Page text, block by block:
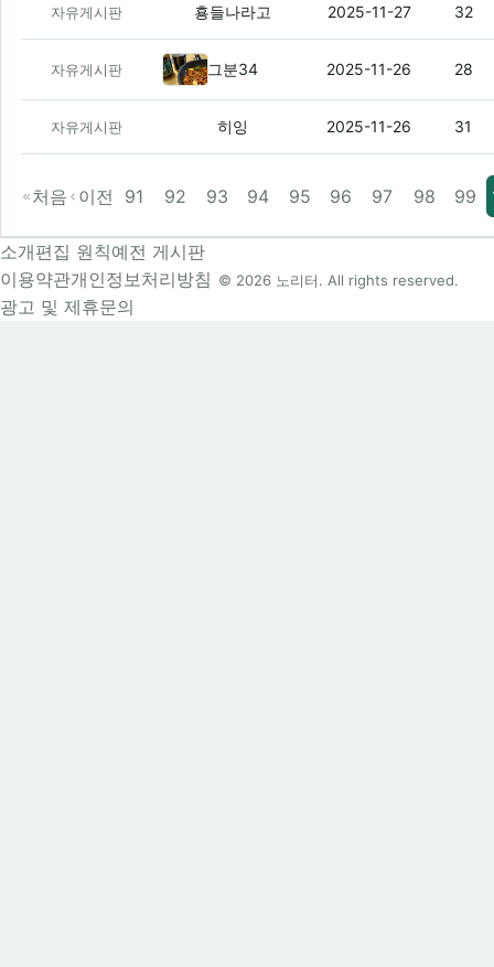
자유게시판 담달에 벌써 애기 돌(ROCK아님)임ㅋㅋ
횽들나라고 2025-11-27 32
자유게시판 어제 술먹고 집에와서(2)
그분34 2025-11-26 28
자유게시판 여기 리뉴얼됐네요 (3)
히잉 2025-11-26 31
처음 이전 91 92 93 94 95 96 97 98 99
소개편집 원칙예전 게시판
이용약관개인정보처리방침
광고 및 제휴문의
© 2026 노리터. All rights reserved.